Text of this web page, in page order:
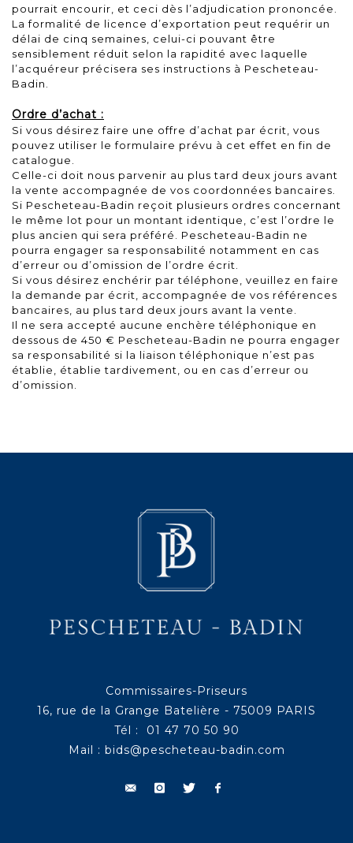
pourrait encourir, et ceci dès l’adjudication prononcée.
La formalité de licence d’exportation peut requérir un
délai de cinq semaines, celui-ci pouvant être
sensiblement réduit selon la rapidité avec laquelle
l’acquéreur précisera ses instructions à Pescheteau-
Badin.
Ordre d’achat :
Si vous désirez faire une offre d’achat par écrit, vous
pouvez utiliser le formulaire prévu à cet effet en fin de
catalogue.
Celle-ci doit nous parvenir au plus tard deux jours avant
la vente accompagnée de vos coordonnées bancaires.
Si Pescheteau-Badin reçoit plusieurs ordres concernant
le même lot pour un montant identique, c’est l’ordre le
plus ancien qui sera préféré. Pescheteau-Badin ne
pourra engager sa responsabilité notamment en cas
d’erreur ou d’omission de l’ordre écrit.
Si vous désirez enchérir par téléphone, veuillez en faire
la demande par écrit, accompagnée de vos références
bancaires, au plus tard deux jours avant la vente.
Il ne sera accepté aucune enchère téléphonique en
dessous de 450 € Pescheteau-Badin ne pourra engager
sa responsabilité si la liaison téléphonique n’est pas
établie, établie tardivement, ou en cas d’erreur ou
d’omission.
Commissaires-Priseurs
16, rue de la Grange Batelière - 75009 PARIS
Tél : 01 47 70 50 90
Mail : bids@pescheteau-badin.com